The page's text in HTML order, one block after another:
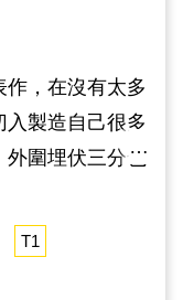
，在沒有太多
製造自己很多
外圍埋伏三分也
次進化後的表
一套，利用身
球都非常困
T1